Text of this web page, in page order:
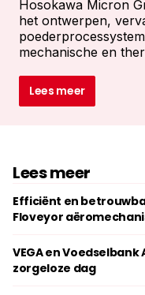
Hosokawa Micron
het ontwerpen,
mechanische en
Lees meer
Lees meer
Efficiënt en
Floveyor
VEGA en
zorgeloze dag